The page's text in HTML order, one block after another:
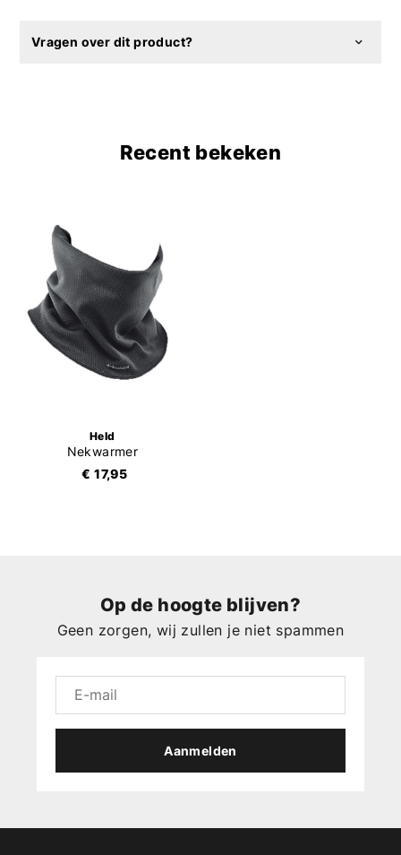
Vragen over dit product?
Recent bekeken
Held
Nekwarmer
€ 17,95
Op de hoogte blijven?
Geen zorgen, wij zullen je niet spammen
Aanmelden